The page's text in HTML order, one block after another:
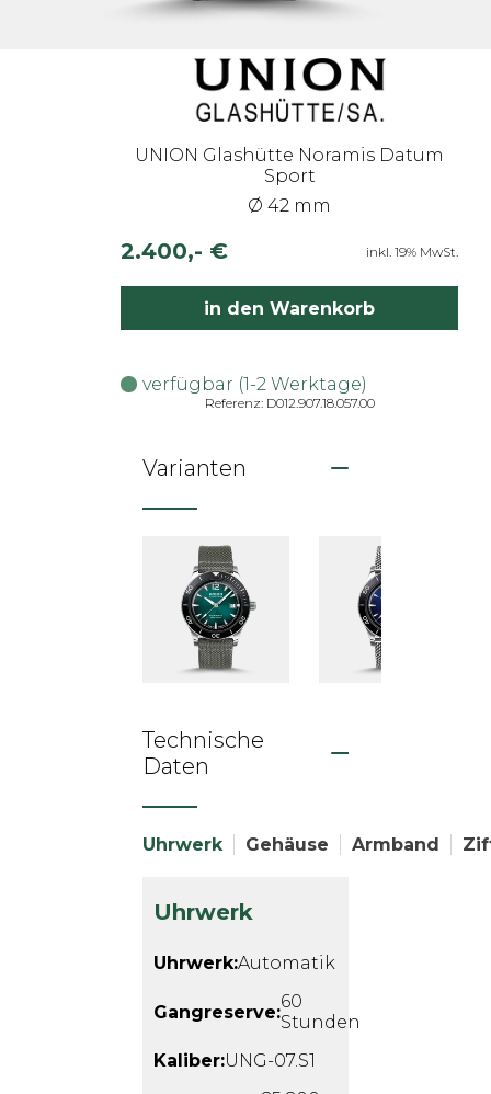
UNION Glashütte Noramis Datum
Sport
Ø 42 mm
2.400,- € inkl. 19% MwSt.
in den Warenkorb
verfügbar (1-2 Werktage)
Referenz: D012.907.18.057.00
Varianten
Technische
Daten
Uhrwerk Gehäuse Armband
Uhrwerk
Uhrwerk:Automatik
Gangreserve:60
Stunden
Kaliber:UNG-07.S1